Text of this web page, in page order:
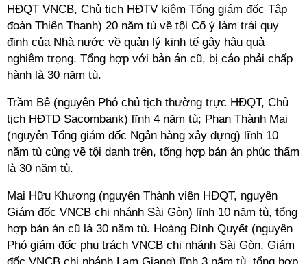
HĐQT VNCB, Chủ tịch HĐTV kiêm Tổng giám đốc Tập
đoàn Thiên Thanh) 20 năm tù về tội Cố ý làm trái quy
định của Nhà nước về quản lý kinh tế gây hậu quả
nghiêm trọng. Tổng hợp với bản án cũ, bị cáo phải chấp
hành là 30 năm tù.
Trầm Bê (nguyên Phó chủ tịch thường trực HĐQT, Chủ
tịch HĐTD Sacombank) lĩnh 4 năm tù; Phan Thành Mai
(nguyên Tổng giám đốc Ngân hàng xây dựng) lĩnh 10
năm tù cùng về tội danh trên, tổng hợp bản án phúc thẩm
là 30 năm tù.
Mai Hữu Khương (nguyên Thành viên HĐQT, nguyên
Giám đốc VNCB chi nhánh Sài Gòn) lĩnh 10 năm tù, tổng
hợp bản án cũ là 30 năm tù. Hoàng Đình Quyết (nguyên
Phó giám đốc phụ trách VNCB chi nhánh Sài Gòn, Giám